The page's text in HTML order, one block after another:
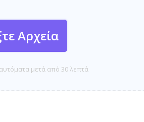
Αρχεία
μετά από 30 λεπτά